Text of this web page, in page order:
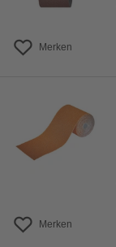
Merken
Merken